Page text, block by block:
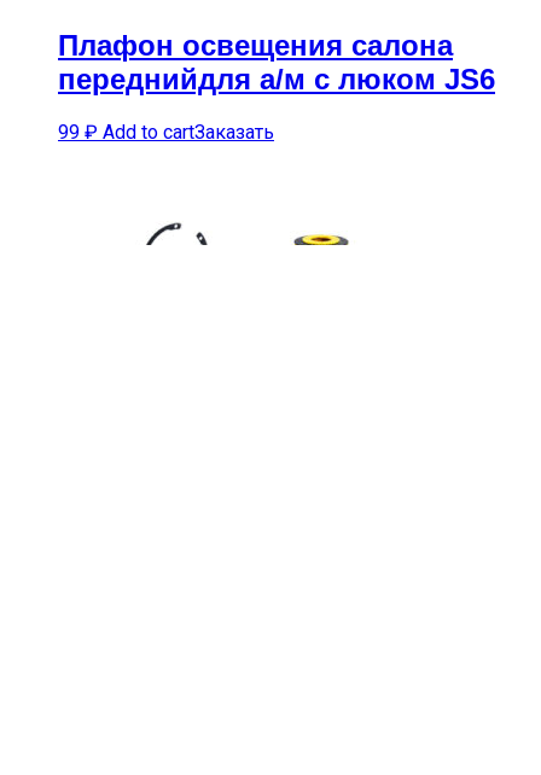
Плафон освещения салона
переднийдля а/м с люком JS6
99 ₽ Add to cartЗаказать